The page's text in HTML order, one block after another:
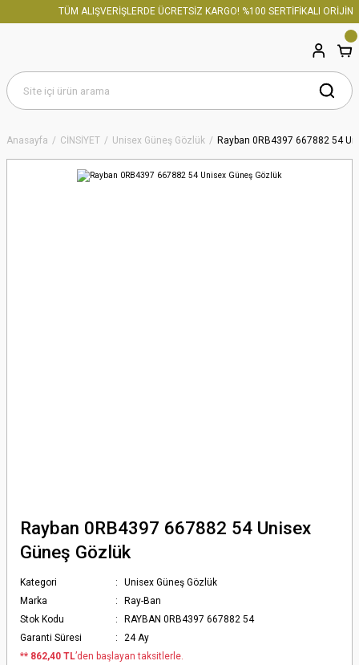
TÜM ALIŞVERİŞLERDE ÜCRETSİZ KARGO! %100 SERTİFİKALI ORİJİNAL
Anasayfa CİNSİYET Unisex Güneş Gözlük Rayban 0RB4397 667882 54
Rayban 0RB4397 667882 54 Unisex
Güneş Gözlük
Kategori
Unisex Güneş Gözlük
Marka
Ray-Ban
Stok Kodu
RAYBAN 0RB4397 667882 54
Garanti Süresi
24 Ay
** 862,40 TL’den başlayan taksitlerle.